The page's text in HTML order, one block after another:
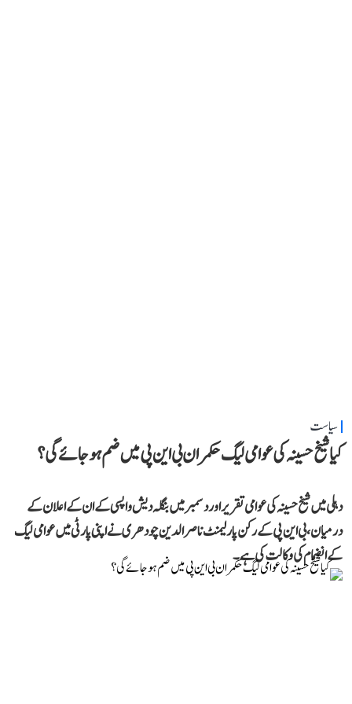
سیاست
کیا شیخ حسینہ کی عوامی لیگ حکمران بی این پی میں ضم ہو جائے گی؟
دہلی میں شیخ حسینہ کی عوامی تقریر اور دسمبر میں بنگلہ دیش واپسی کے ان کے اعلان کے
درمیان، بی این پی کے رکن پارلیمنٹ ناصر الدین چودھری نے اپنی پارٹی میں عوامی لیگ
کے انضمام کی وکالت کی ہے۔